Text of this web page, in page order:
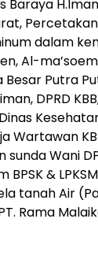
dalam
Al-
Besar Putra
DPRD
Wartawan
sunda Wani
BPSK &
tanah Air
Rama